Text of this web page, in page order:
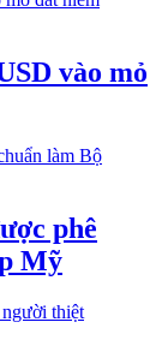
vào mỏ
phê
Mỹ